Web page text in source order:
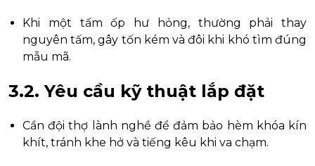
Khi một tấm ốp hư hỏng, thường phải thay
nguyên tấm, gây tốn kém và đôi khi khó tìm đúng
mẫu mã.
3.2. Yêu cầu kỹ thuật lắp đặt
Cần đội thợ lành nghề để đảm bảo hèm khóa kín
khít, tránh khe hở và tiếng kêu khi va chạm.